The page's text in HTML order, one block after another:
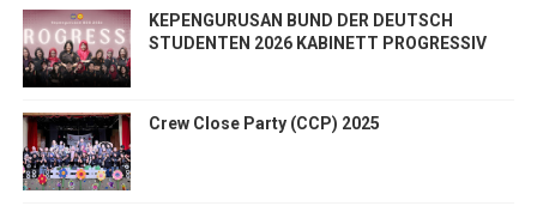
KEPENGURUSAN BUND DER DEUTSCH
STUDENTEN 2026 KABINETT PROGRESSIV
Crew Close Party (CCP) 2025